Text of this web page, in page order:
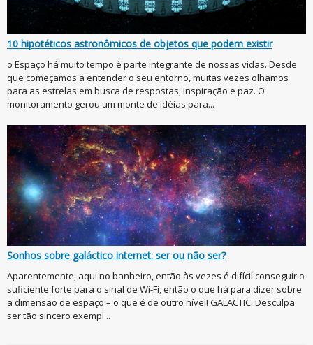
10 hipotéticos astronômicos de objetos que podem existir
o Espaço há muito tempo é parte integrante de nossas vidas. Desde
que começamos a entender o seu entorno, muitas vezes olhamos
para as estrelas em busca de respostas, inspiração e paz. O
monitoramento gerou um monte de idéias para...
Sonhos sobre galáctico internet: ser ou não ser?
Aparentemente, aqui no banheiro, então às vezes é difícil conseguir o
suficiente forte para o sinal de Wi-Fi, então o que há para dizer sobre
a dimensão de espaço – o que é de outro nível! GALACTIC. Desculpa
ser tão sincero exempl...